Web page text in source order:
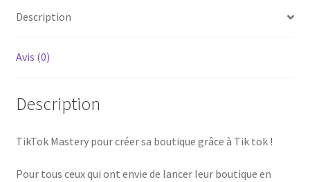
Description
Avis (0)
Description
TikTok Mastery pour créer sa boutique grâce à Tik tok !
Pour tous ceux qui ont envie de lancer leur boutique en